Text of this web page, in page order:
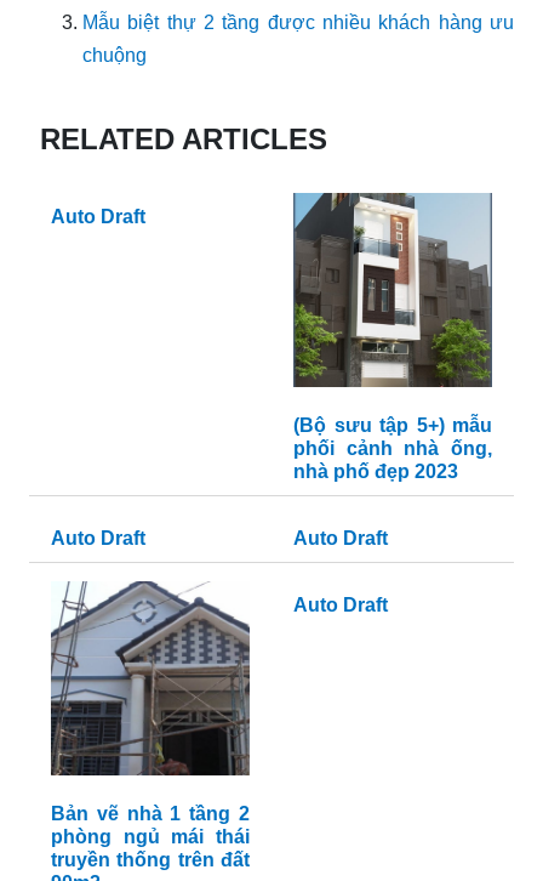
Mẫu biệt thự 2 tầng được nhiều khách hàng ưu
chuộng
RELATED ARTICLES
Auto Draft
(Bộ sưu tập 5+) mẫu
phối cảnh nhà ống,
nhà phố đẹp 2023
Auto Draft Auto Draft
Bản vẽ nhà 1 tầng 2
phòng ngủ mái thái
truyền thống trên đất
Auto Draft